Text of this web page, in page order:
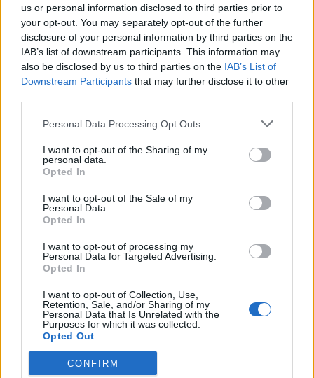
us or personal information disclosed to third parties prior to
your opt-out. You may separately opt-out of the further
disclosure of your personal information by third parties on the
IAB’s list of downstream participants. This information may
also be disclosed by us to third parties on the IAB’s List of
Downstream Participants that may further disclose it to other
Personal Data Processing Opt Outs
I want to opt-out of the Sharing of my
personal data.
Opted In
I want to opt-out of the Sale of my
Personal Data.
Opted In
I want to opt-out of processing my
Personal Data for Targeted Advertising.
Opted In
I want to opt-out of Collection, Use,
Retention, Sale, and/or Sharing of my
Personal Data that Is Unrelated with the
Purposes for which it was collected.
Opted Out
CONFIRM
de semana inesquecível e repleto de grandes emoções.
A entrada é livre!
Anterior
“Não é o rio que faz a fronteira, é o rio que nos
Cascalheira
Seguinte
Duarte Marques sagra-se Vice-Campeão regional
da Beira Litoral de Rampa